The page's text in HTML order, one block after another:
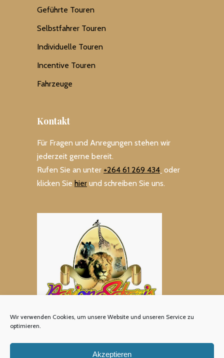
Wir verwenden Cookies, um unsere Website und unseren Service zu
optimieren.
Akzeptieren
Geführte Touren
Selbstfahrer Touren
Individuelle Touren
Incentive Touren
Fahrzeuge
Kontakt
Für Fragen und Anregungen stehen wir
jederzeit gerne bereit.
Rufen Sie an unter +264 61 269 434 oder
klicken Sie hier und schreiben Sie uns.